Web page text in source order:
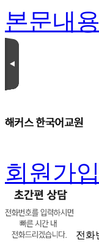
본문내
회원가입
전화